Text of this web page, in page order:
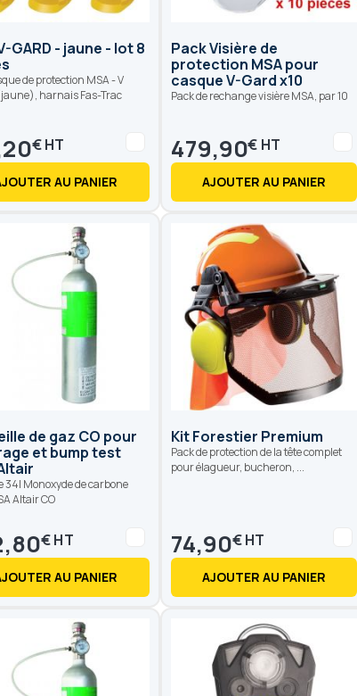
GARD - jaune - lot 8
de protection MSA - V
harnais Fas-Trac
€
AU PANIER
Pack Visière de
protection MSA pour
casque V-Gard x10
Pack de rechange visière MSA, par 10
479,90€
AJOUTER AU PANIER
de gaz CO pour
et bump test
34l Monoxyde de carbone
Altair CO
€
AU PANIER
Kit Forestier Premium
Pack de protection de la tête complet
pour élagueur, bucheron, ...
74,90€
AJOUTER AU PANIER